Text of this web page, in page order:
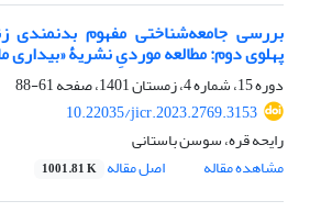
بررسی جامعه‌شناختی مفهوم بدنمندی
پهلوی دوم: مطالعه موردیِ نشریۀ «بیداری
دوره 15، شماره 4، زمستان 1401، صفحه
61-88
10.22035/jicr.2023.2769.3153
رایحه قره، سوسن باستانی
مشاهده مقاله
اصل مقاله 1001.81 K